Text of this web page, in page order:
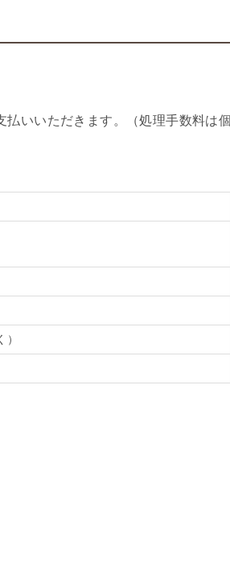
いいただきます。（処理手数料は個